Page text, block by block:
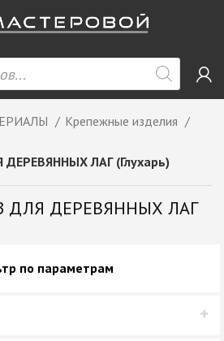
Крепежные изделия
ЛАГ (Глухарь)
ДЛЯ ДЕРЕВЯННЫХ ЛАГ
по параметрам